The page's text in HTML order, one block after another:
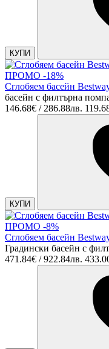
КУПИ
ПРОМО -18%
Сглобяем басейн
басейн с филтърна
146.68€ / 286.88лв.
КУПИ
ПРОМО -8%
Сглобяем басейн
Градински басейн с
471.84€ / 922.84лв.